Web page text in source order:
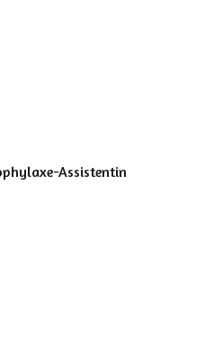
Assistentin